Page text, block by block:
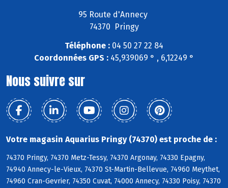
95 Route d'Annecy
74370 Pringy
Téléphone : 04 50 27 22 84
Coordonnées GPS : 45,939069 ° , 6,12249 °
Nous suivre sur
Votre magasin Aquarius Pringy (74370) est proche de :
74370 Pringy, 74370 Metz-Tessy, 74370 Argonay, 74330 Epagny,
74940 Annecy-le-Vieux, 74370 St-Martin-Bellevue, 74960 Meythet,
74960 Cran-Gevrier, 74350 Cuvat, 74000 Annecy, 74330 Poisy, 74370